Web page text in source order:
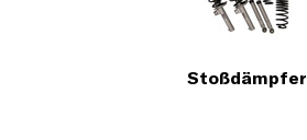
Stoßdämpfer